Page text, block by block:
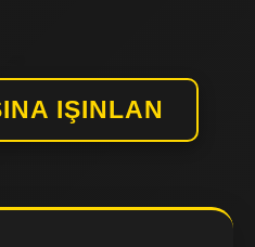
IŞINLAN